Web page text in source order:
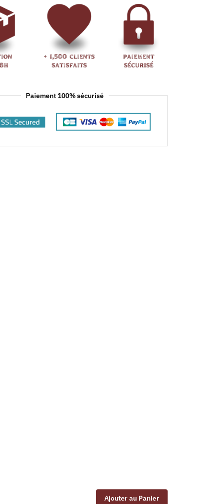
Paiement 100% sécurisé
Ajouter au Panier